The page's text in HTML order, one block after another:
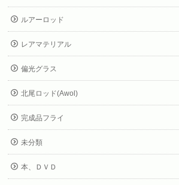
ルアーロッド
レアマテリアル
偏光グラス
北尾ロッド(Awol)
完成品フライ
未分類
本、ＤＶＤ